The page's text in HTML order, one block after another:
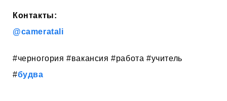
Контакты:
@cameratali
#черногория #вакансия #работа #учитель
#будва